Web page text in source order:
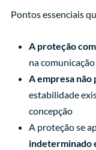
Pontos essenciais
A proteção
na
A empresa não
estabilidade
concepção
A proteção se
indeterminado